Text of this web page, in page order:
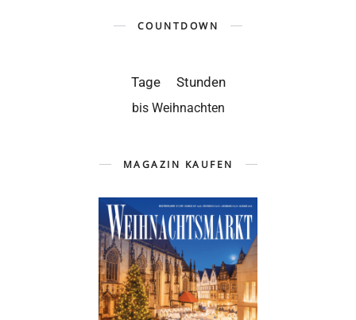
COUNTDOWN
Tage Stunden
bis Weihnachten
MAGAZIN KAUFEN